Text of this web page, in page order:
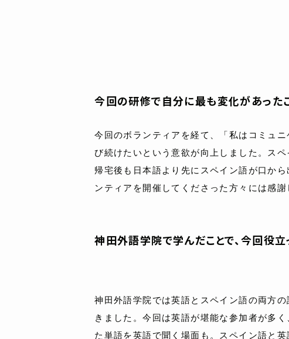
今回の研修で自分に最も変化があった
今回のボランティアを経て、「私はコミュ
び続けたいという意欲が向上しました。ス
帰宅後も日本語より先にスペイン語が口か
ンティアを開催してくださった方々には感謝
神田外語学院で学んだことで、今回役立
神田外語学院では英語とスペイン語の両方の
きました。今回は英語が堪能な参加者が多く
た単語を英語で聞く場面も。スペイン語と英